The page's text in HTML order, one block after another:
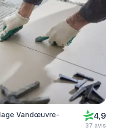
Vandœuvre-
4,9
37 avis